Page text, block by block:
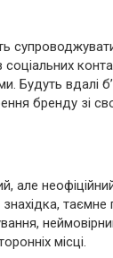
Будуть вдалі
бренду зі
але
місці.